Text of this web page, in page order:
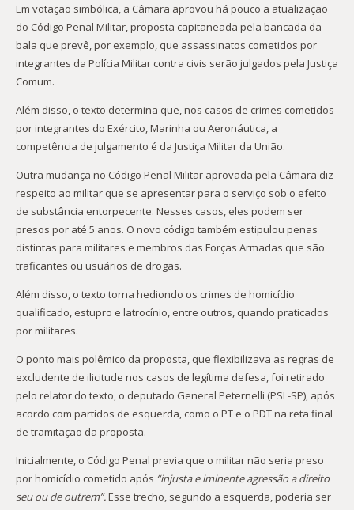
Em votação simbólica, a Câmara aprovou há pouco a atualização
do Código Penal Militar, proposta capitaneada pela bancada da
bala que prevê, por exemplo, que assassinatos cometidos por
integrantes da Polícia Militar contra civis serão julgados pela Justiça
Comum.
Além disso, o texto determina que, nos casos de crimes cometidos
por integrantes do Exército, Marinha ou Aeronáutica, a
competência de julgamento é da Justiça Militar da União.
Outra mudança no Código Penal Militar aprovada pela Câmara diz
respeito ao militar que se apresentar para o serviço sob o efeito
de substância entorpecente. Nesses casos, eles podem ser
presos por até 5 anos. O novo código também estipulou penas
distintas para militares e membros das Forças Armadas que são
traficantes ou usuários de drogas.
Além disso, o texto torna hediondo os crimes de homicídio
qualificado, estupro e latrocínio, entre outros, quando praticados
por militares.
O ponto mais polêmico da proposta, que flexibilizava as regras de
excludente de ilicitude nos casos de legítima defesa, foi retirado
pelo relator do texto, o deputado General Peternelli (PSL-SP), após
acordo com partidos de esquerda, como o PT e o PDT na reta final
de tramitação da proposta.
Inicialmente, o Código Penal previa que o militar não seria preso
por homicídio cometido após “injusta e iminente agressão a direito
seu ou de outrem”.Esse trecho, segundo a esquerda, poderia ser